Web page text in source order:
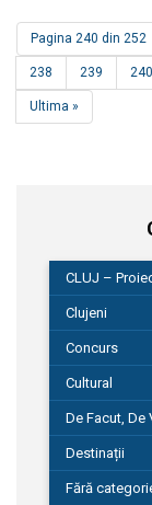
Pagina 240 din 252
238 239 240
Ultima »
CLUJ –
Clujeni
Concurs
Cultural
De Facut, De
Destinații
Fără